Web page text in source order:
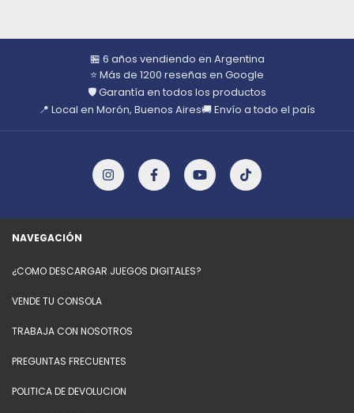
🏪 6 años vendiendo en Argentina
⭐ Más de 1200 reseñas en Google
🛡️ Garantía en todos los productos
📍 Local en Morón, Buenos Aires🚚 Envío a todo el país
NAVEGACIÓN
¿COMO DESCARGAR JUEGOS DIGITALES?
VENDE TU CONSOLA
TRABAJA CON NOSOTROS
PREGUNTAS FRECUENTES
POLITICA DE DEVOLUCION